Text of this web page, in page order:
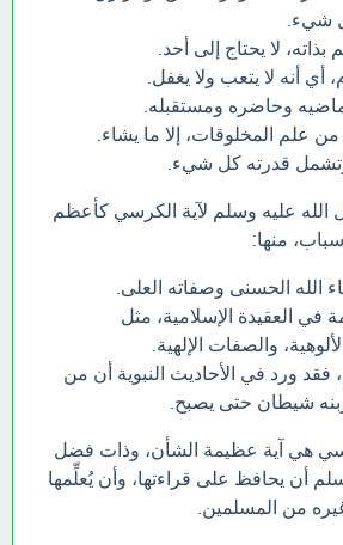
شيء.
لا يحتاج إلى أحد.
أي أنه لا يتعب ولا يغفل.
وحاضره ومستقبله.
علم المخلوقات، إلا ما يشاء.
قدرته كل شيء.
الله عليه وسلم لآية الكرسي كأعظم
منها:
الله الحسنى وصفاته العلى.
في العقيدة الإسلامية، مثل
والصفات الإلهية.
ورد في الأحاديث النبوية أن من
شيطان حتى يصبح.
هي آية عظيمة الشأن، وذات فضل
أن يحافظ على قراءتها، وأن يُعلِّمها
غيره من المسلمين.